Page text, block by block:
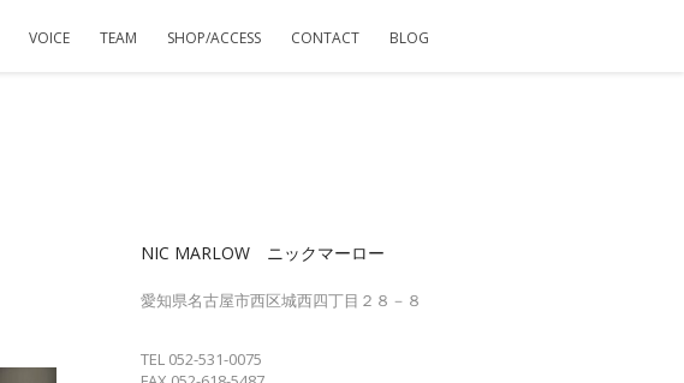
VOICE TEAM SHOP/ACCESS CONTACT BLOG
NIC MARLOW ニックマーロー
愛知県名古屋市西区城西四丁目２８－８
TEL 052-531-0075